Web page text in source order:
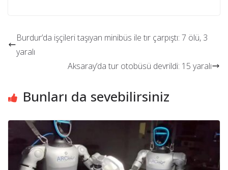
Burdur’da işçileri taşıyan minibüs ile tır çarpıştı: 7 ölü, 3
yaralı
Aksaray’da tur otobüsü devrildi: 15 yaralı
Bunları da sevebilirsiniz